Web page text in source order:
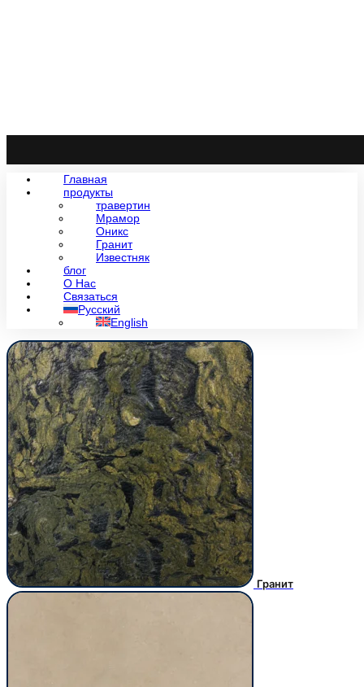
Главная
продукты
травертин
Мрамор
Оникс
Гранит
Известняк
блог
О Нас
Связаться
Русский
English
Гранит